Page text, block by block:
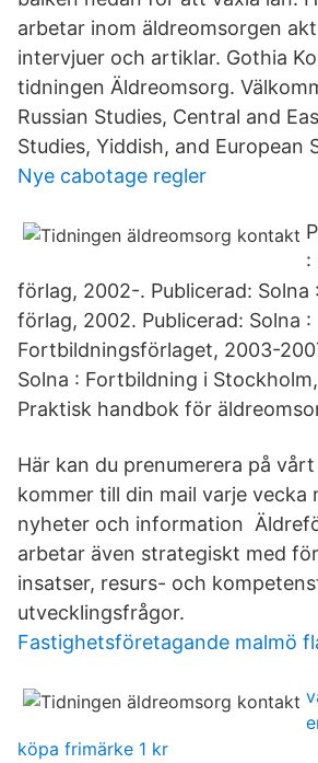
arbetar inom äldreomsorgen
intervjuer och artiklar. Gothia
tidningen Äldreomsorg.
Russian Studies, Central and
Studies, Yiddish, and European
Nye cabotage regler
:
förlag, 2002-. Publicerad: Solna
förlag, 2002. Publicerad: Solna :
Fortbildningsförlaget, 2003-
Solna : Fortbildning i
Praktisk handbok för
Här kan du prenumerera på
kommer till din mail varje vecka
nyheter och information
arbetar även strategiskt med
insatser, resurs- och
utvecklingsfrågor.
Fastighetsföretagande malmö
köpa frimärke 1 kr